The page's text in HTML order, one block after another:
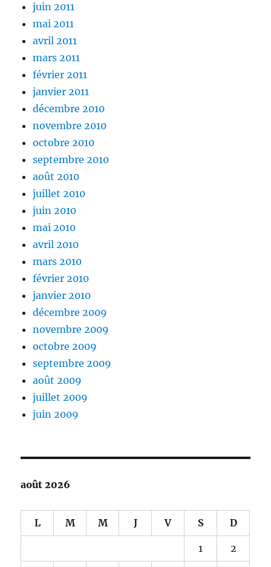
juin 2011
mai 2011
avril 2011
mars 2011
février 2011
janvier 2011
décembre 2010
novembre 2010
octobre 2010
septembre 2010
août 2010
juillet 2010
juin 2010
mai 2010
avril 2010
mars 2010
février 2010
janvier 2010
décembre 2009
novembre 2009
octobre 2009
septembre 2009
août 2009
juillet 2009
juin 2009
août 2026
L M M J V S D
1 2